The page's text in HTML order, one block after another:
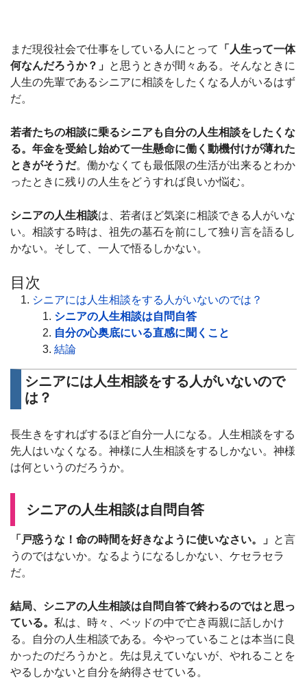
まだ現役社会で仕事をしている人にとって
「人生って一体
何なんだろうか？」 と思うときが間々ある。そんなときに
人生の先輩であるシニアに相談をしたくなる人がいるはず
だ。
若者たちの相談に乗るシニアも自分の人生相談をしたくな
る。年金を受給し始めて一生懸命に働く動機付けが薄れた
ときがそうだ。働かなくても最低限の生活が出来るとわか
ったときに残りの人生をどうすれば良いか悩む。
シニアの人生相談は、若者ほど気楽に相談できる人がいな
い。相談する時は、祖先の墓石を前にして独り言を語るし
かない。そして、一人で悟るしかない。
目次
シニアには人生相談をする人がいないのでは？
シニアの人生相談は自問自答
自分の心奥底にいる直感に聞くこと
結論
シニアには人生相談をする人がいないので
は？
長生きをすればするほど自分一人になる。人生相談をする
先人はいなくなる。神様に人生相談をするしかない。神様
は何というのだろうか。
シニアの人生相談は自問自答
「戸惑うな！命の時間を好きなように使いなさい。」 と言
うのではないか。なるようになるしかない、ケセラセラ
だ。
結局、シニアの人生相談は自問自答で終わるのではと思っ
ている。 私は、時々、ベッドの中で亡き両親に話しかけ
る。自分の人生相談である。今やっていることは本当に良
かったのだろうかと。先は見えていないが、やれることを
やるしかないと自分を納得させている。